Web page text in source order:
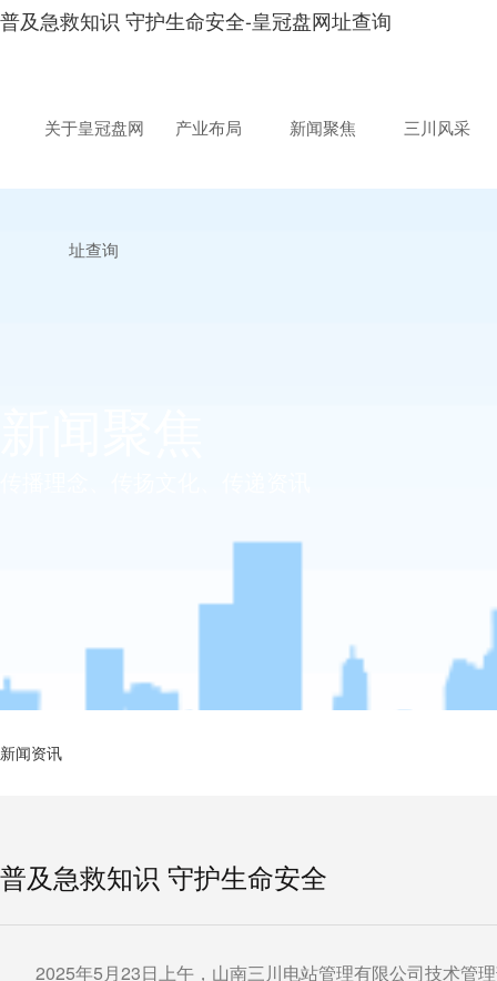
普及急救知识 守护生命安全-皇冠盘网址查询
关于皇冠盘网
址查询
产业布局 新闻聚焦 三川风采
新闻资讯
普及急救知识 守护生命安全
2025年5 月 23 日上午，山南三川电站管理有限公司技术管